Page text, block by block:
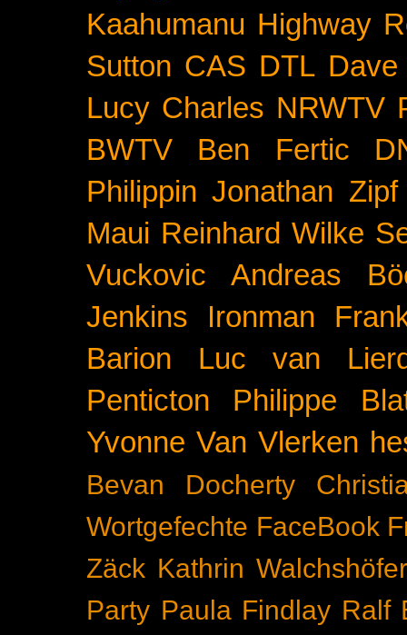
Kaahumanu Highway
Sutton CAS DTL
Lucy Charles NRWTV
BWTV
Ben Fertic
Philippin Jonathan Zipf
Maui Reinhard Wilke
Vuckovic
Andreas
Jenkins
Ironman
Barion
Luc van
Penticton
Philippe
Yvonne Van Vlerken
Bevan Docherty
Wortgefechte FaceBook
Zäck Kathrin Walchshöfer
Party Paula Findlay Ralf